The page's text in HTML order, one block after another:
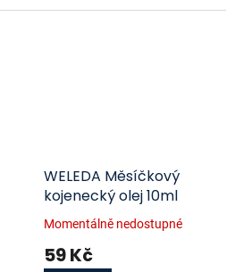
WELEDA Měsíčkový
kojenecký olej 10ml
Momentálně nedostupné
59 Kč